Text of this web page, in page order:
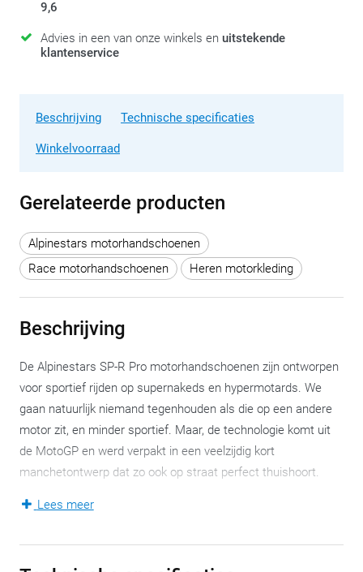
9,6
Advies in een van onze winkels en uitstekende
klantenservice
Beschrijving Technische specificaties
Winkelvoorraad
Gerelateerde producten
Alpinestars motorhandschoenen
Race motorhandschoenen
Heren motorkleding
Beschrijving
De Alpinestars SP-R Pro motorhandschoenen zijn ontworpen
voor sportief rijden op supernakeds en hypermotards. We
gaan natuurlijk niemand tegenhouden als die op een andere
motor zit, en minder sportief. Maar, de technologie komt uit
de MotoGP en werd verpakt in een veelzijdig kort
manchetontwerp dat zo ook op straat perfect thuishoort.
De vingers zijn volnerf geitenleer voor maximale slijtvastheid.
Lees meer